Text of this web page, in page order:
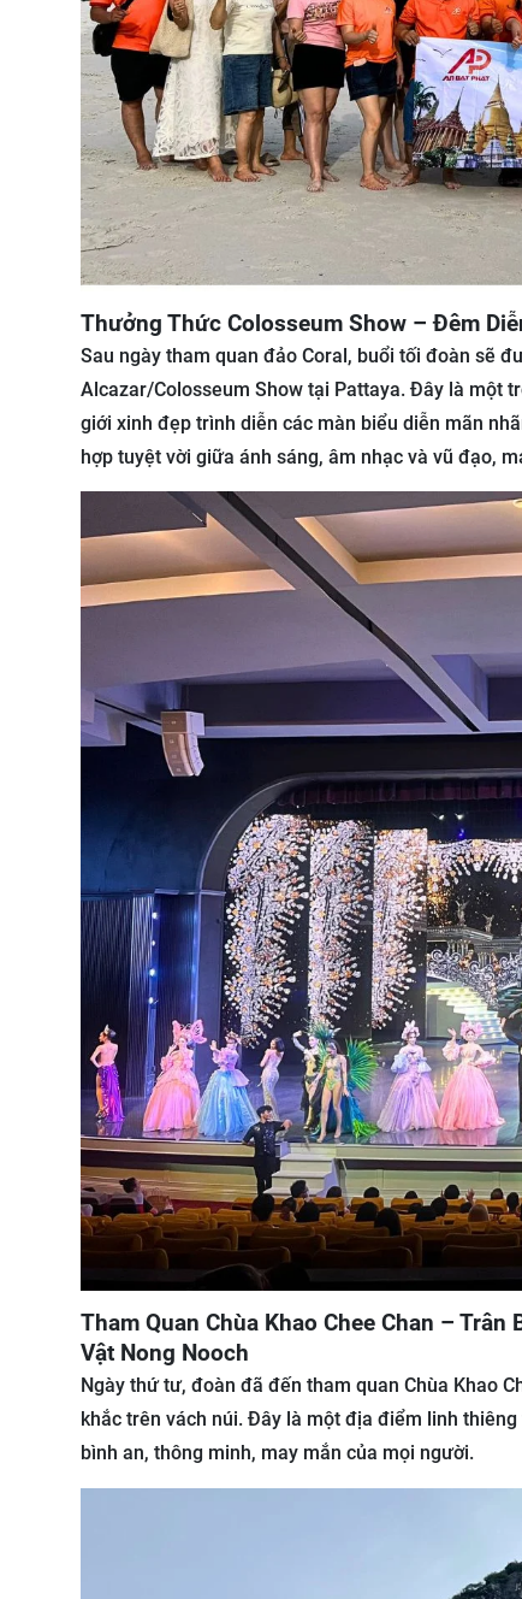
Thưởng Thức Colosseum Show – Đêm
Sau ngày tham quan đảo Coral, buổi tối đoàn sẽ
Alcazar/Colosseum Show tại Pattaya. Đây là một
giới xinh đẹp trình diễn các màn biểu diễn mãn
hợp tuyệt vời giữa ánh sáng, âm nhạc và vũ đạo,
Tham Quan Chùa Khao Chee Chan –
Vật Nong Nooch
Ngày thứ tư, đoàn đã đến tham quan Chùa Khao
khắc trên vách núi. Đây là một địa điểm linh
bình an, thông minh, may mắn của mọi người.